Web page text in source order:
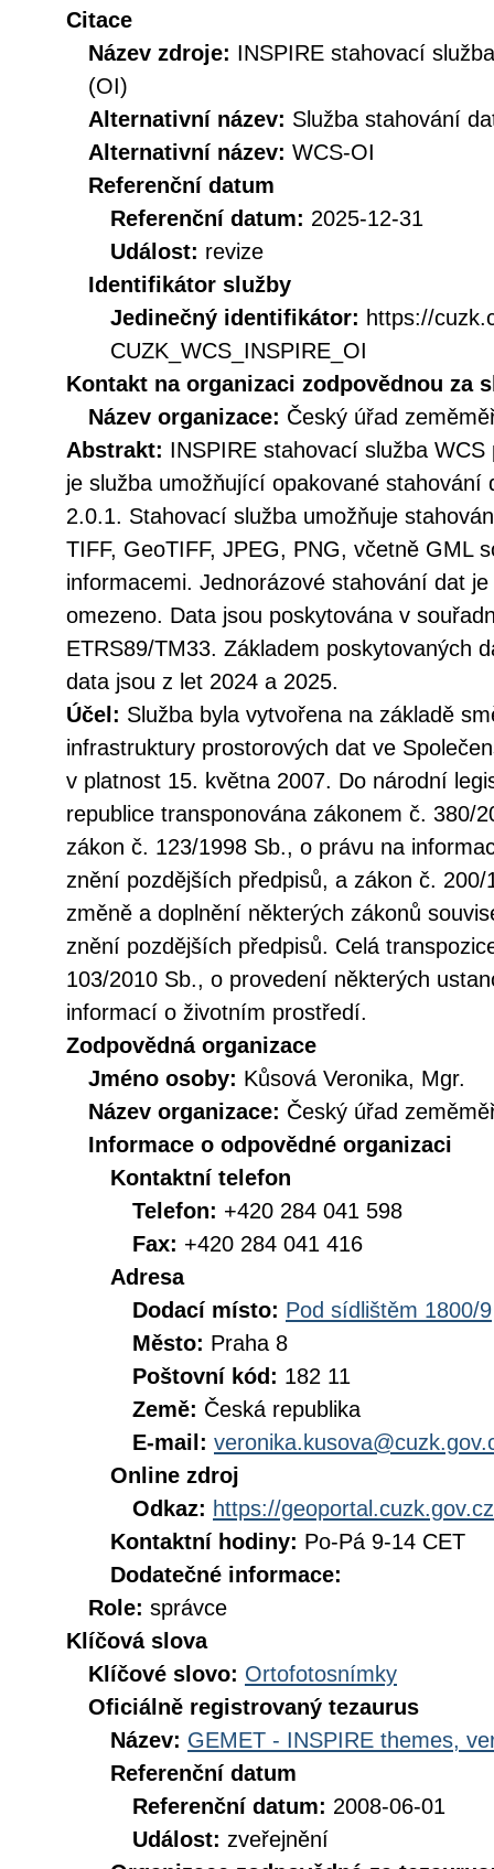
Citace
Název zdroje: INSPIRE stahovací
(OI)
Alternativní název: Služba stahování
Alternativní název: WCS-OI
Referenční datum
Referenční datum: 2025-12-31
Událost: revize
Identifikátor služby
Jedinečný identifikátor: https://
CUZK_WCS_INSPIRE_OI
Kontakt na organizaci zodpovědnou za
Název organizace: Český úřad
Abstrakt: INSPIRE stahovací služba
je služba umožňující opakované stahování
2.0.1. Stahovací služba umožňuje
TIFF, GeoTIFF, JPEG, PNG, včetně GML
informacemi. Jednorázové stahování dat
omezeno. Data jsou poskytována v
ETRS89/TM33. Základem poskytovaných
data jsou z let 2024 a 2025.
Účel: Služba byla vytvořena na základě
infrastruktury prostorových dat ve
v platnost 15. května 2007. Do národní
republice transponována zákonem č. 380/
zákon č. 123/1998 Sb., o právu na
znění pozdějších předpisů, a zákon č.
změně a doplnění některých zákonů
znění pozdějších předpisů. Celá
103/2010 Sb., o provedení některých
informací o životním prostředí.
Zodpovědná organizace
Jméno osoby: Kůsová Veronika, Mgr.
Název organizace: Český úřad
Informace o odpovědné organizaci
Kontaktní telefon
Telefon: +420 284 041 598
Fax: +420 284 041 416
Adresa
Dodací místo: Pod sídlištěm 1800/9
Město: Praha 8
Poštovní kód: 182 11
Země: Česká republika
E-mail:
Online zdroj
Odkaz: https://geoportal.cuzk.gov.cz
Kontaktní hodiny: Po-Pá 9-14 CET
Dodatečné informace:
Role: správce
Klíčová slova
Klíčové slovo: Ortofotosnímky
Oficiálně registrovaný tezaurus
Název: GEMET - INSPIRE themes,
Referenční datum
Referenční datum: 2008-06-01
Událost: zveřejnění